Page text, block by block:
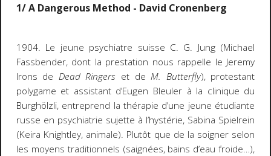
1/ A Dangerous Method - David Cronenberg
1904. Le jeune psychiatre suisse C. G. Jung (Michael
Fassbender, dont la prestation nous rappelle le Jeremy
Irons de Dead Ringers et deM. Butterfly), protestant
polygame et assistant d’Eugen Bleuler à la clinique du
Burghölzli, entreprend la thérapie d’une jeune étudiante
russe en psychiatrie sujette à l’hystérie, Sabina Spielrein
(Keira Knightley, animale). Plutôt que de la soigner selon
les moyens traditionnels (saignées, bains d’eau froide…),